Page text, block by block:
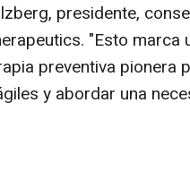
, presidente,
"Esto marca
preventiva pionera
y abordar una